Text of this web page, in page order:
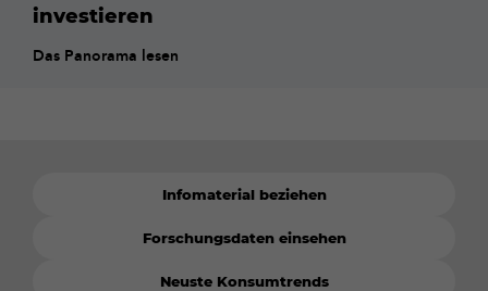
investieren
Das Panorama lesen
Infomaterial beziehen
Forschungsdaten einsehen
Neuste Konsumtrends